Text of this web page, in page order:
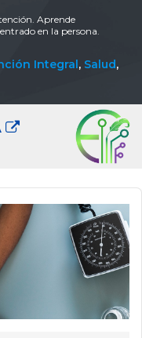
Aprende
en la persona.
Integral, Salud,